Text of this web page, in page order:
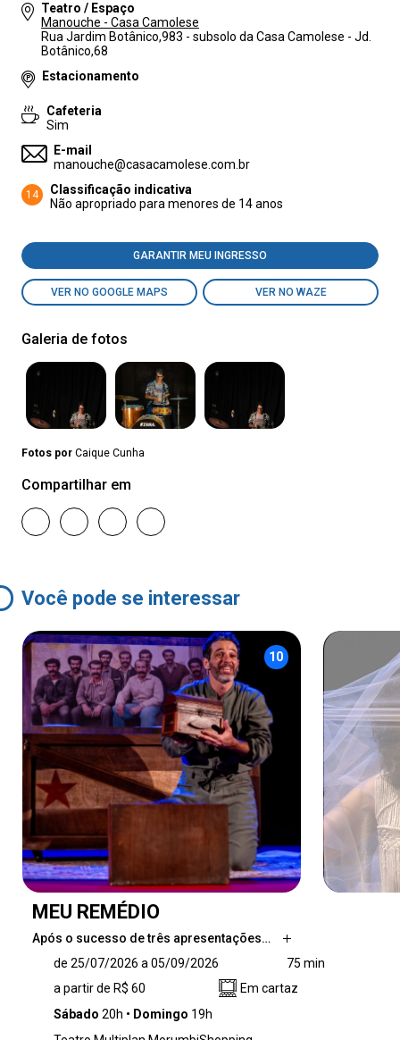
Teatro / Espaço
Manouche - Casa Camolese
Rua Jardim Botânico,983 - subsolo da Casa Camolese - Jd.
Botânico,68
Estacionamento
Cafeteria
Sim
E-mail
manouche@casacamolese.com.br
14
Classificação indicativa
Não apropriado para menores de 14 anos
GARANTIR MEU INGRESSO
VER NO GOOGLE MAPS VER NO WAZE
Galeria de fotos
Fotos por Caique Cunha
Compartilhar em
Você pode se interessar
10
MEU REMÉDIO
Após o sucesso de três apresentações…
especiais em Juiz de Fora, Minas Gerais,
Mouhamed Harfouch leva seu monólogo “Meu
Remédio” para o Rio de Janeiro, com estreia
de 25/07/2026 a 05/09/2026
75 min
a partir de R$ 60
Em cartaz
Sábado 20h Domingo 19h